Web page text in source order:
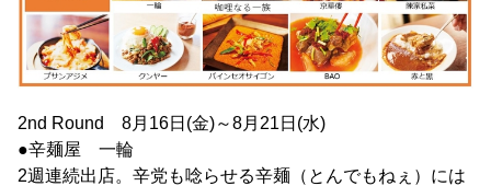
2nd Round 8月16日(金)～8月21日(水)
●辛麺屋 一輪
2週連続出店。辛党も唸らせる辛麺（とんでもねぇ）には